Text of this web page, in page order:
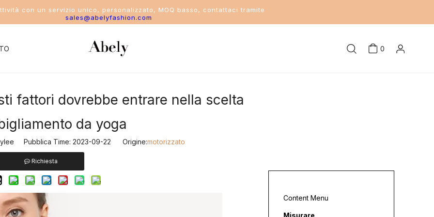
con un servizio unico, personalizzato, MOQ basso, contattaci tramite
sales@abelyfashion.com
settore
da bagno
intero
da bagno a due pezzi
da bagno sportivi da donna
0
fattori dovrebbe entrare nella scelta
da yoga
Pubblica Time: 2023-09-22 Origine:motorizzato
Richiesta
Content Menu
Misurare